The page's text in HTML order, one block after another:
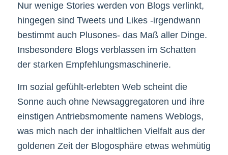
Nur wenige Stories werden von Blogs verlinkt,
hingegen sind Tweets und Likes -irgendwann
bestimmt auch Plusones- das Maß aller Dinge.
Insbesondere Blogs verblassen im Schatten
der starken Empfehlungsmaschinerie.
Im sozial gefühlt-erlebten Web scheint die
Sonne auch ohne Newsaggregatoren und ihre
einstigen Antriebsmomente namens Weblogs,
was mich nach der inhaltlichen Vielfalt aus der
goldenen Zeit der Blogosphäre etwas wehmütig